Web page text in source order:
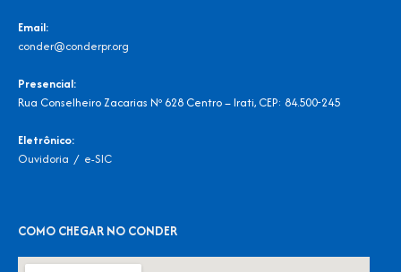
Email:
conder@conderpr.org
Presencial:
Rua Conselheiro Zacarias Nº 628 Centro – Irati, CEP: 84.500-245
Eletrônico:
Ouvidoria / e-SIC
COMO CHEGAR NO CONDER